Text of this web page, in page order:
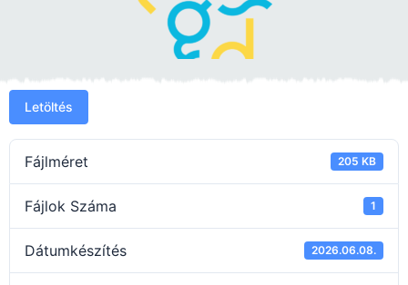
Letöltés
Fájlméret 205 KB
Fájlok Száma 1
Dátumkészítés 2026.06.08.